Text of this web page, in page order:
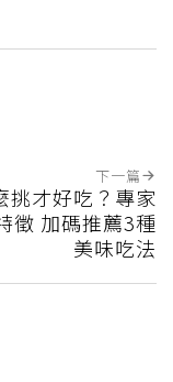
下一篇
挑才好吃？專家
徵 加碼推薦3種
美味吃法